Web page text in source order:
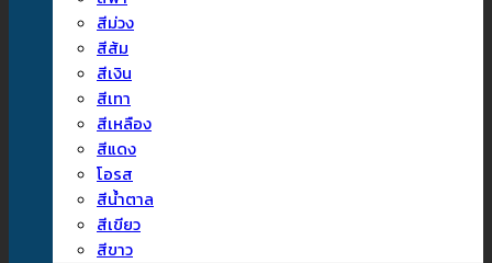
สีม่วง
สีส้ม
สีเงิน
สีเทา
สีเหลือง
สีแดง
โอรส
สีน้ำตาล
สีเขียว
สีขาว